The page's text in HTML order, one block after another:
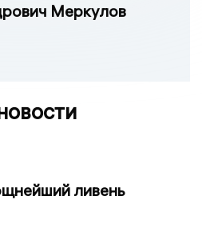
Меркулов
ливень